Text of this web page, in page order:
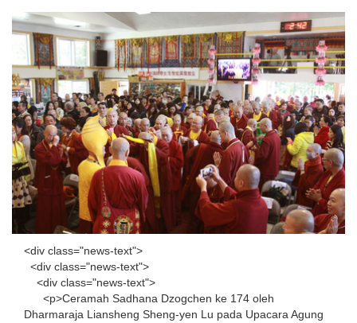
<div class="news-text">
<div class="news-text">
<div class="news-text">
<p>Ceramah Sadhana Dzogchen ke 174 oleh
Dharmaraja Liansheng Sheng-yen Lu pada Upacara Agung